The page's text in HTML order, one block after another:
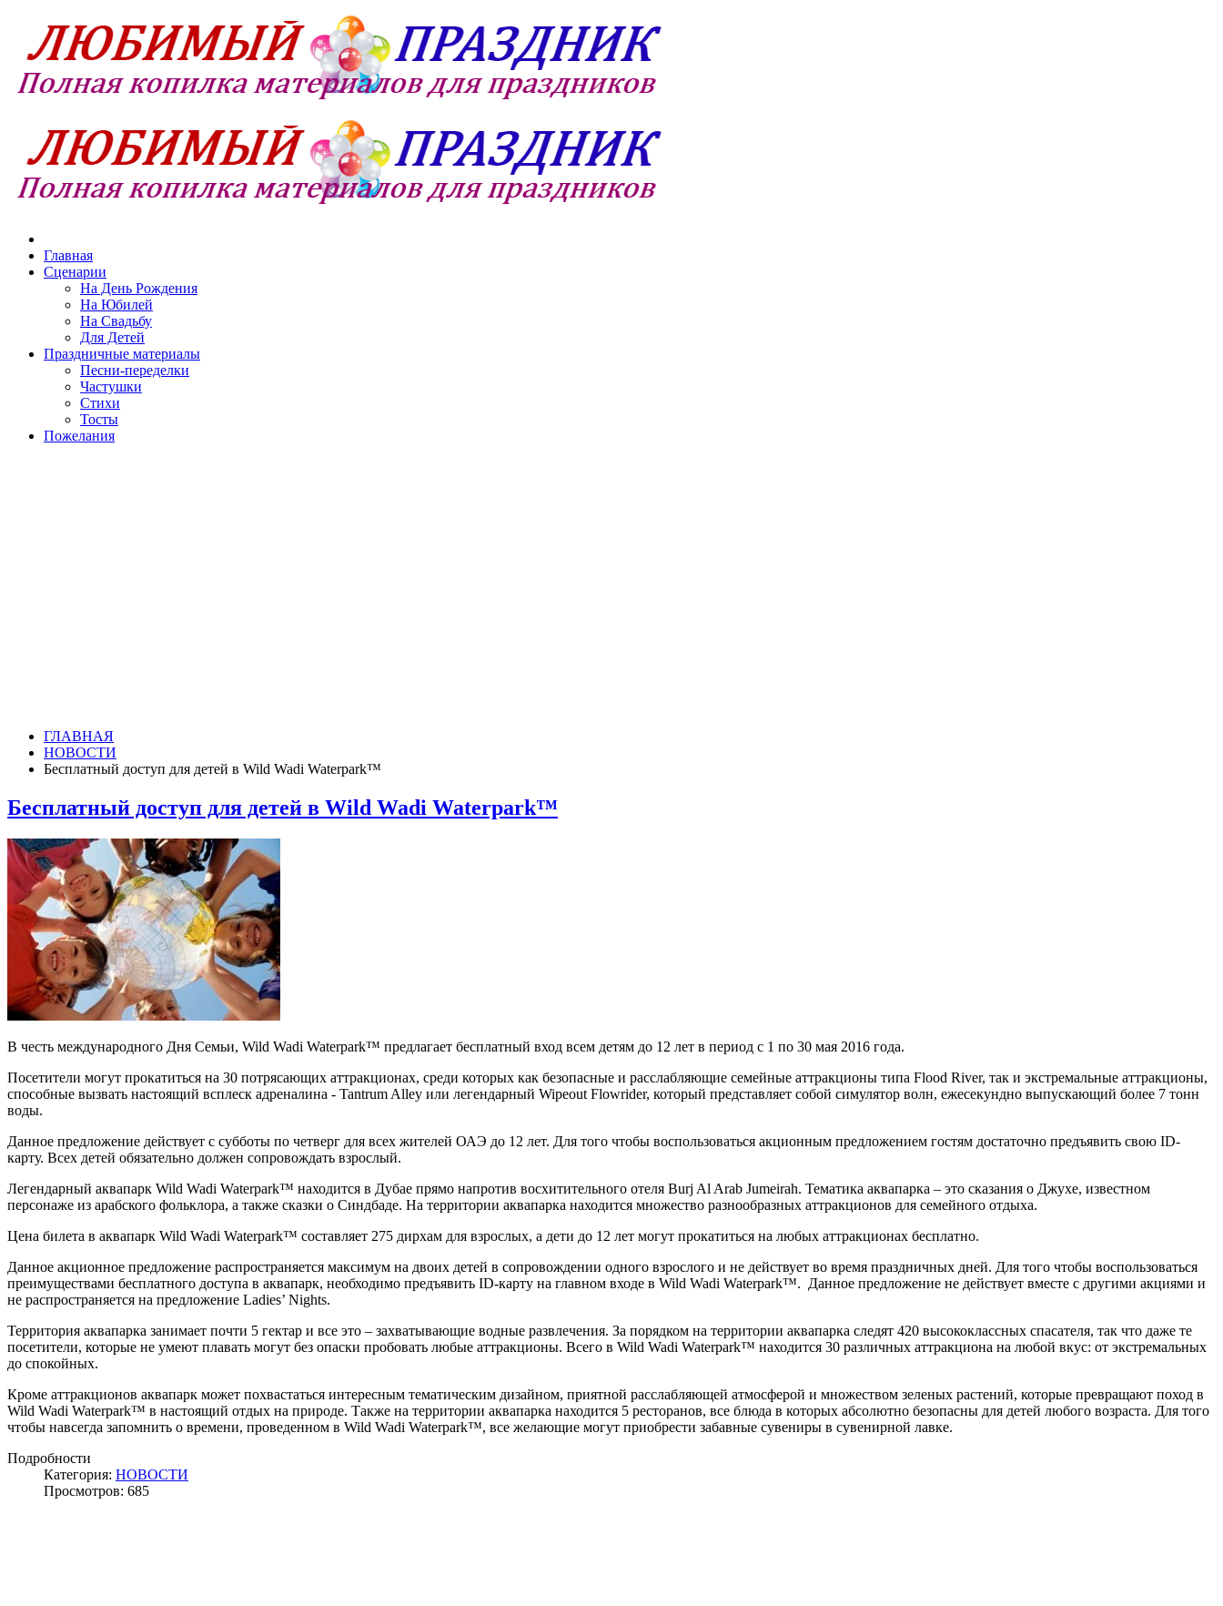
Главная
Сценарии
На День Рождения
На Юбилей
На Свадьбу
Для Детей
Праздничные материалы
Песни-переделки
Частушки
Стихи
Тосты
Пожелания
ГЛАВНАЯ
НОВОСТИ
Бесплатный доступ для детей в Wild Wadi Waterpark™
Бесплатный доступ для детей в Wild Wadi Waterpark™
В честь международного Дня Семьи, Wild Wadi Waterpark™ предлагает бесплатный вход всем детям до 12 лет в период с 1 по 30 мая 2016 года.
Посетители могут прокатиться на 30 потрясающих аттракционах, среди которых как безопасные и расслабляющие семейные аттракционы типа Flood River, так и экстремальные аттракционы,
способные вызвать настоящий всплеск адреналина - Tantrum Alley или легендарный Wipeout Flowrider, который представляет собой симулятор волн, ежесекундно выпускающий более 7 тонн
воды.
Данное предложение действует с субботы по четверг для всех жителей ОАЭ до 12 лет. Для того чтобы воспользоваться акционным предложением гостям достаточно предъявить свою ID-
карту. Всех детей обязательно должен сопровождать взрослый.
Легендарный аквапарк Wild Wadi Waterpark™ находится в Дубае прямо напротив восхитительного отеля Burj Al Arab Jumeirah. Тематика аквапарка – это сказания о Джухе, известном
персонаже из арабского фольклора, а также сказки о Синдбаде. На территории аквапарка находится множество разнообразных аттракционов для семейного отдыха.
Цена билета в аквапарк Wild Wadi Waterpark™ составляет 275 дирхам для взрослых, а дети до 12 лет могут прокатиться на любых аттракционах бесплатно.
Данное акционное предложение распространяется максимум на двоих детей в сопровождении одного взрослого и не действует во время праздничных дней. Для того чтобы воспользоваться
преимуществами бесплатного доступа в аквапарк, необходимо предъявить ID-карту на главном входе в Wild Wadi Waterpark™. Данное предложение не действует вместе с другими акциями и
не распространяется на предложение Ladies’ Nights.
Территория аквапарка занимает почти 5 гектар и все это – захватывающие водные развлечения. За порядком на территории аквапарка следят 420 высококлассных спасателя, так что даже те
посетители, которые не умеют плавать могут без опаски пробовать любые аттракционы. Всего в Wild Wadi Waterpark™ находится 30 различных аттракциона на любой вкус: от экстремальных
до спокойных.
Кроме аттракционов аквапарк может похвастаться интересным тематическим дизайном, приятной расслабляющей атмосферой и множеством зеленых растений, которые превращают поход в
Wild Wadi Waterpark™ в настоящий отдых на природе. Также на территории аквапарка находится 5 ресторанов, все блюда в которых абсолютно безопасны для детей любого возраста. Для того
чтобы навсегда запомнить о времени, проведенном в Wild Wadi Waterpark™, все желающие могут приобрести забавные сувениры в сувенирной лавке.
Подробности
Категория: НОВОСТИ
Просмотров: 685